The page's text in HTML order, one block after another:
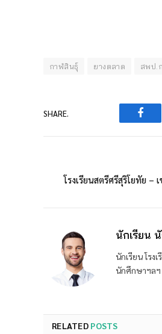
กาฬสินธุ์ ยางตลาด สพป.
SHARE.
โรงเรียนสตรีศรีสุริโยทัย –
นักเรียน
นักเรียน โร
นักศึกษาฯลฯ
RELATED POSTS